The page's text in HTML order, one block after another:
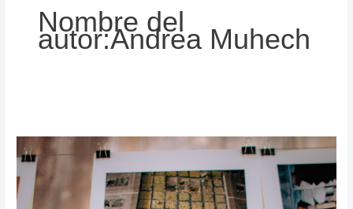
Nombre del
autor:Andrea Muhech
pandemia
no
le